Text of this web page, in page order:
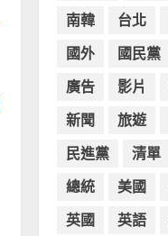
南韓 台北
國外 國民黨
廣告 影片
新聞 旅遊
民進黨 清單
總統 美國
英國 英語